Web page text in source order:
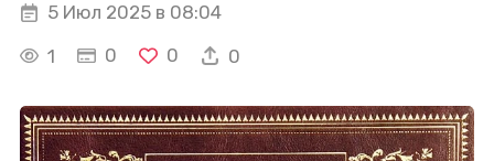
5 Июл 2025 в 08:04
1
0 0 0